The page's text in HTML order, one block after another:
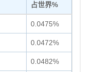
占世界%
0.0475%
0.0472%
0.0482%